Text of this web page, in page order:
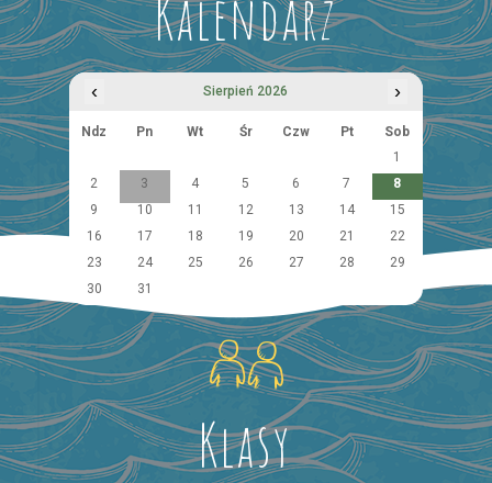
Kalendarz
‹ Sierpień 2026 ›
Ndz Pn Wt Śr Czw Pt
Sob
1
2
3 4 5 6 7
8
9
10 11 12 13 14
15
16
17 18 19 20 21
22
23
24 25 26 27 28
29
30
31
Klasy